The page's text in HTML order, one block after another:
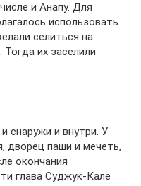
и Анапу. Для
использовать
селиться на
их заселили
снаружи и внутри. У
дворец паши и мечеть,
окончания
глава Суджук-Кале